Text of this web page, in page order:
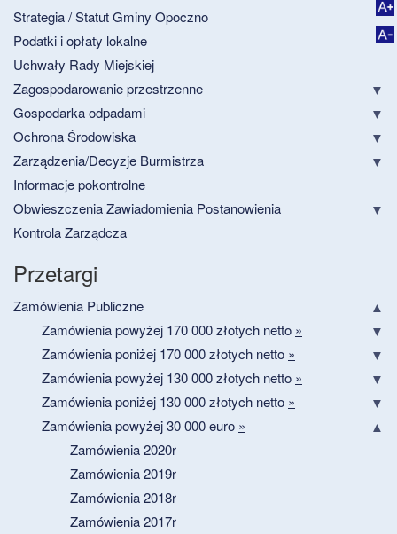
Strategia / Statut Gminy Opoczno
Podatki i opłaty lokalne
Uchwały Rady Miejskiej
Zagospodarowanie przestrzenne
Gospodarka odpadami
Ochrona Środowiska
Zarządzenia/Decyzje Burmistrza
Informacje pokontrolne
Obwieszczenia Zawiadomienia Postanowienia
Kontrola Zarządcza
Przetargi
Zamówienia Publiczne
Zamówienia powyżej 170 000 złotych netto »
Zamówienia poniżej 170 000 złotych netto »
Zamówienia powyżej 130 000 złotych netto »
Zamówienia poniżej 130 000 złotych netto »
Zamówienia powyżej 30 000 euro »
Zamówienia 2020r
Zamówienia 2019r
Zamówienia 2018r
Zamówienia 2017r